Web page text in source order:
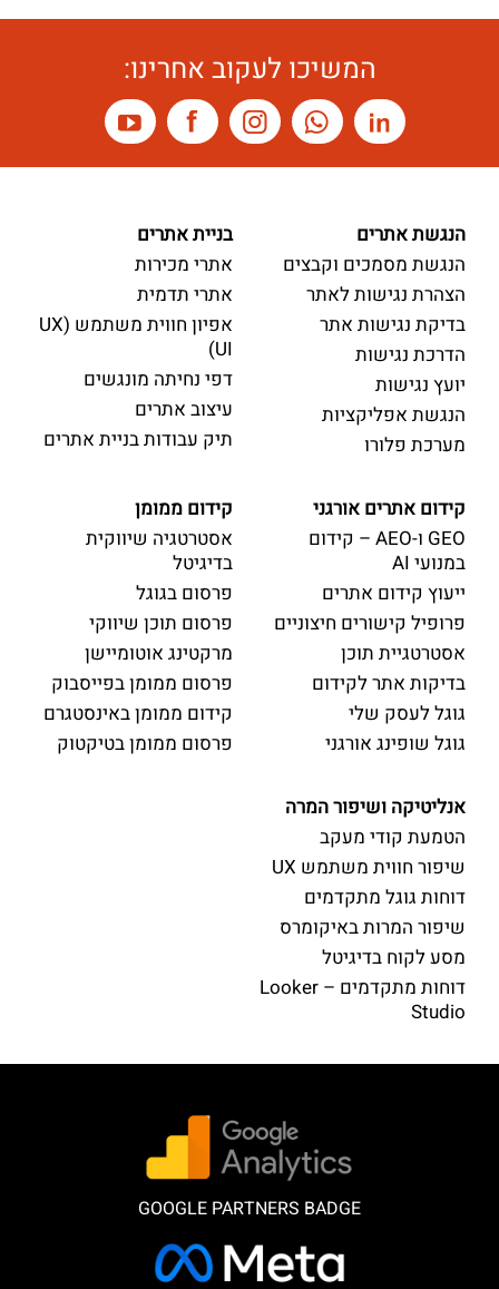
המשיכו לעקוב אחרינו:
הנגשת אתרים
הנגשת מסמכים וקבצים
הצהרת נגישות לאתר
בדיקת נגישות אתר
הדרכת נגישות
יועץ נגישות
הנגשת אפליקציות
מערכת פלורו
בניית אתרים
אתרי מכירות
אתרי תדמית
אפיון חווית משתמש (UX
UI)
דפי נחיתה מונגשים
עיצוב אתרים
תיק עבודות בניית אתרים
קידום אתרים אורגני
GEO ו-AEO – קידום
במנועי AI
ייעוץ קידום אתרים
פרופיל קישורים חיצוניים
אסטרטגיית תוכן
בדיקות אתר לקידום
גוגל לעסק שלי
גוגל שופינג אורגני
קידום ממומן
אסטרטגיה שיווקית
בדיגיטל
פרסום בגוגל
פרסום תוכן שיווקי
מרקטינג אוטומיישן
פרסום ממומן בפייסבוק
קידום ממומן באינסטגרם
פרסום ממומן בטיקטוק
אנליטיקה ושיפור המרה
הטמעת קודי מעקב
שיפור חווית משתמש UX
דוחות גוגל מתקדמים
שיפור המרות באיקומרס
מסע לקוח בדיגיטל
דוחות מתקדמים – Looker
Studio
GOOGLE PARTNERS BADGE